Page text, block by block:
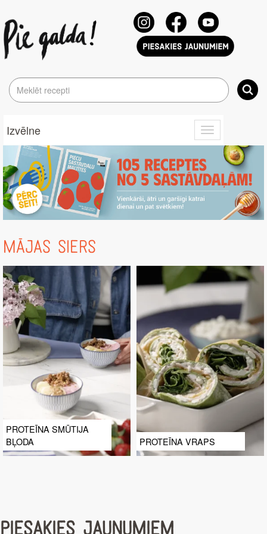
Toggle
navigation
Izvēlne
MĀJAS SIERS
PROTEĪNA SMŪTIJA
BĻODA
PROTEĪNA VRAPS